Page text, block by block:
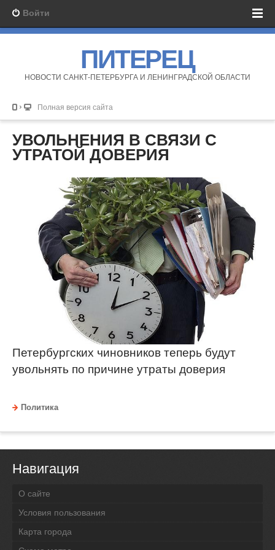
Войти
ПИТЕРЕЦ
НОВОСТИ САНКТ-ПЕТЕРБУРГА И ЛЕНИНГРАДСКОЙ ОБЛАСТИ
Полная версия сайта
УВОЛЬНЕНИЯ В СВЯЗИ С
УТРАТОЙ ДОВЕРИЯ
Петербургских чиновников теперь будут
увольнять по причине утраты доверия
Политика
Навигация
О сайте
Условия пользования
Карта города